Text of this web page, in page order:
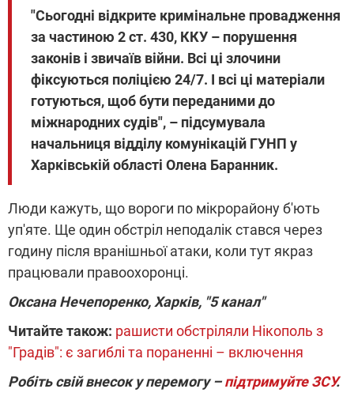
"Сьогодні відкрите кримінальне провадження
за частиною 2 ст. 430, ККУ – порушення
законів і звичаїв війни. Всі ці злочини
фіксуються поліцією 24/7. І всі ці матеріали
готуються, щоб бути переданими до
міжнародних судів", – підсумувала
начальниця відділу комунікацій ГУНП у
Харківській області Олена Баранник.
Люди кажуть, що вороги по мікрорайону б'ють
уп'яте. Ще один обстріл неподалік стався через
годину після вранішньої атаки, коли тут якраз
працювали правоохоронці.
Оксана Нечепоренко, Харків, "5 канал"
Читайте також: рашисти обстріляли Нікополь з
"Градів": є загиблі та пораненні – включення
Робіть свій внесок у перемогу –підтримуйте ЗСУ.